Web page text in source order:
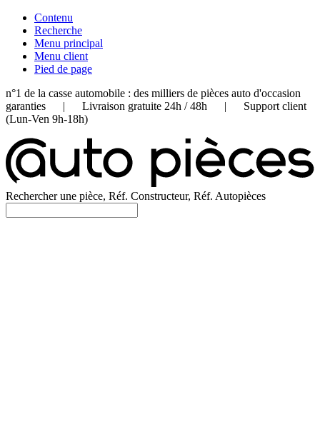
Contenu
Recherche
Menu principal
Menu client
Pied de page
n°1 de la casse automobile : des milliers de pièces auto d'occasion
garanties | Livraison gratuite 24h / 48h | Support client
(Lun-Ven 9h-18h)
Rechercher une pièce, Réf. Constructeur, Réf. Autopièces